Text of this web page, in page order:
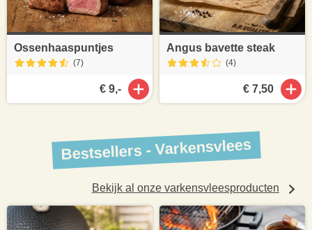
Ossenhaaspuntjes
(7)
€ 9,-
Angus bavette steak
(4)
€ 7,50
Bestsellers - Varkensvlees
Bekijk al onze varkensvleesproducten